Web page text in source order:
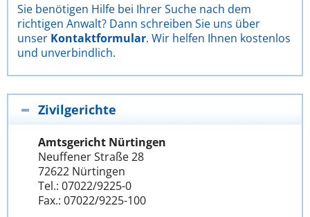
Sie benötigen Hilfe bei Ihrer Suche nach dem
richtigen Anwalt? Dann schreiben Sie uns über
unser Kontaktformular. Wir helfen Ihnen kostenlos
und unverbindlich.
Zivilgerichte
Amtsgericht Nürtingen
Neuffener Straße 28
72622 Nürtingen
Tel.: 07022/9225-0
Fax.: 07022/9225-100